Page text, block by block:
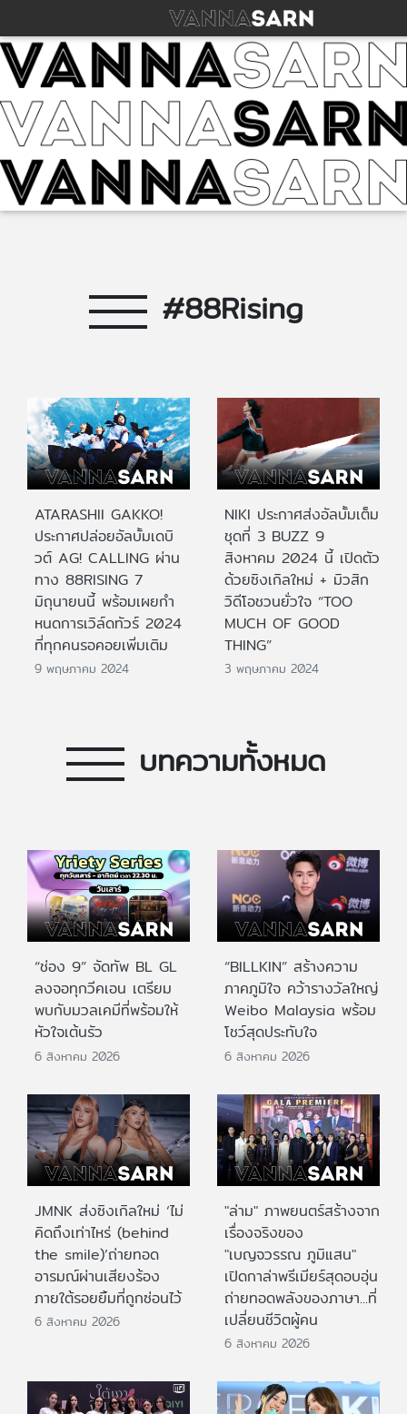
#88Rising
ATARASHII GAKKO!
ประกาศปล่อยอัลบั้มเดบิ
วต์ AG! CALLING ผ่าน
ทาง 88RISING 7
มิถุนายนนี้ พร้อมเผยกำ
หนดการเวิล์ดทัวร์ 2024
ที่ทุกคนรอคอยเพิ่มเติม
9 พฤษภาคม 2024
NIKI ประกาศส่งอัลบั้มเต็ม
ชุดที่ 3 BUZZ 9
สิงหาคม 2024 นี้ เปิดตัว
ด้วยซิงเกิลใหม่ + มิวสิก
วิดีโอชวนยั่วใจ “TOO
MUCH OF GOOD
THING”
3 พฤษภาคม 2024
บทความทั้งหมด
“ช่อง 9” จัดทัพ BL GL
ลงจอทุกวีคเอน เตรียม
พบกับมวลเคมีที่พร้อมให้
หัวใจเต้นรัว
6 สิงหาคม 2026
“BILLKIN” สร้างความ
ภาคภูมิใจ คว้ารางวัลใหญ่
Weibo Malaysia พร้อม
โชว์สุดประทับใจ
6 สิงหาคม 2026
JMNK ส่งซิงเกิลใหม่ ‘ไม่
คิดถึงเท่าไหร่ (behind
the smile)’ถ่ายทอด
อารมณ์ผ่านเสียงร้อง
ภายใต้รอยยิ้มที่ถูกซ่อนไว้
6 สิงหาคม 2026
"ล่าม" ภาพยนตร์สร้างจาก
เรื่องจริงของ
"เบญจวรรณ ภูมิแสน"
เปิดกาล่าพรีเมียร์สุดอบอุ่น
ถ่ายทอดพลังของภาษา...ที่
เปลี่ยนชีวิตผู้คน
6 สิงหาคม 2026